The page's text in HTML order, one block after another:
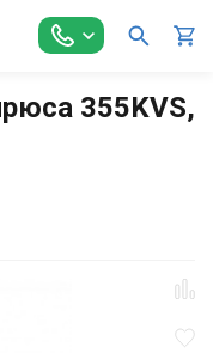
Морозильные лари
355KVS,